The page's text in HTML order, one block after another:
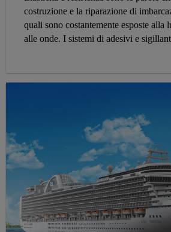
costruzione e la riparazione di
quali sono costantemente esposte alla
alle onde. I sistemi di adesivi e
livellamento, allettamento, sigillatura e